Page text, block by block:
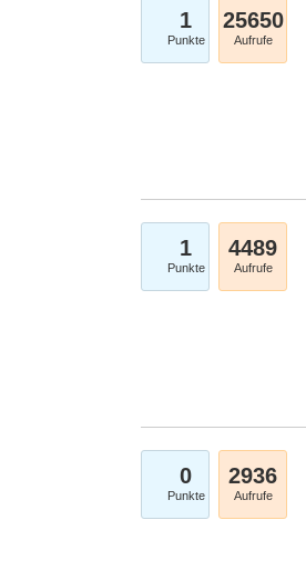
1
Punkte
25650
Aufrufe
1
Punkte
4489
Aufrufe
0
Punkte
2936
Aufrufe